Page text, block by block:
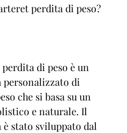
perdita di peso?
di peso è un
personalizzato di
che si basa su un
e naturale. Il
stato sviluppato dal